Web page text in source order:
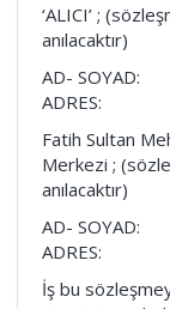
‘ALICI’ ;
anılacaktır)
AD- SOYAD:
ADRES:
Fatih Sultan
Merkezi ;
anılacaktır)
AD- SOYAD:
ADRES:
İş bu